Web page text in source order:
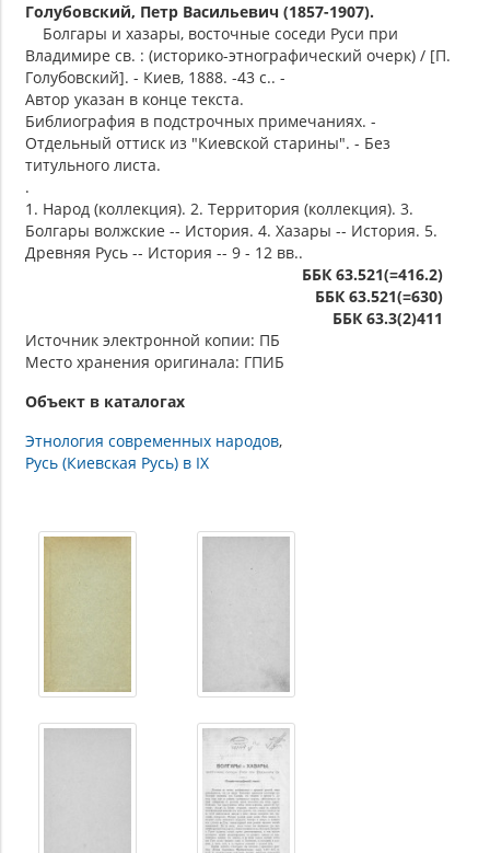
Голубовский, Петр Васильевич (1857-1907).
Болгары и хазары, восточные соседи Руси при
Владимире св. : (историко-этнографический очерк) / [П.
Голубовский]. - Киев, 1888. -43 с.. -
Автор указан в конце текста.
Библиография в подстрочных примечаниях. -
Отдельный оттиск из "Киевской старины". - Без
титульного листа.
.
1. Народ (коллекция). 2. Территория (коллекция). 3.
Болгары волжские -- История. 4. Хазары -- История. 5.
Древняя Русь -- История -- 9 - 12 вв..
ББК 63.521(=416.2)
ББК 63.521(=630)
ББК 63.3(2)411
Источник электронной копии: ПБ
Место хранения оригинала: ГПИБ
Объект в каталогах
Этнология современных народов
Русь (Киевская Русь) в IX